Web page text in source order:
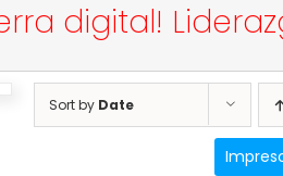
digital!
Sort by Date